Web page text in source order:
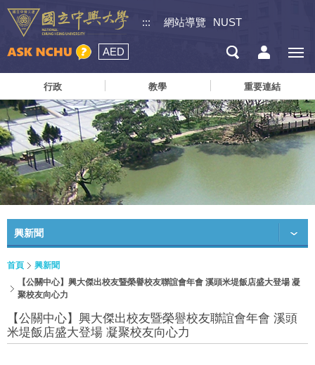
::: 網站導覽 NUST
AED
行政 教學 重要連結
興新聞
首頁
興新聞
【公關中心】興大傑出校友暨榮譽校友聯誼會年會 溪頭米堤飯店盛大登場 凝
聚校友向心力
【公關中心】興大傑出校友暨榮譽校友聯誼會年會 溪頭
米堤飯店盛大登場 凝聚校友向心力